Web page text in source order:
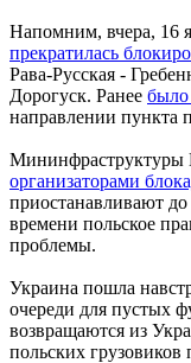
Напомним, вчера, 16
прекратилась
Рава-Русская -
Дорогуск. Ранее было
направлении пункта
Мининфраструктуры
организаторами
приостанавливают до
времени польское
проблемы.
Украина пошла
очереди для пустых
возвращаются из
польских